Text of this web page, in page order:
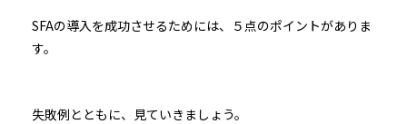
SFAの導入を成功させるためには、５点のポイントがありま
す。
失敗例とともに、見ていきましょう。